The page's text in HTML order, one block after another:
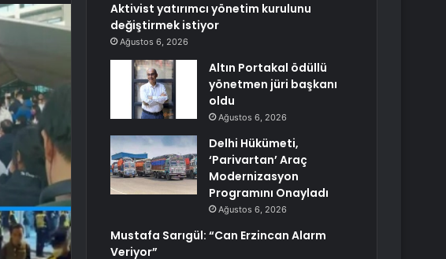
Aktivist yatırımcı yönetim kurulunu
değiştirmek istiyor
Ağustos 6, 2026
Altın Portakal ödüllü
yönetmen jüri başkanı
oldu
Ağustos 6, 2026
Delhi Hükümeti,
‘Parivartan’ Araç
Modernizasyon
Programını Onayladı
Ağustos 6, 2026
Mustafa Sarıgül: “Can Erzincan Alarm
Veriyor”